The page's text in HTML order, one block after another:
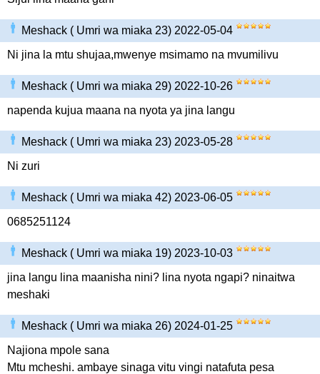
Meshack ( Umri wa miaka 23) 2022-05-04
Ni jina la mtu shujaa,mwenye msimamo na mvumilivu
Meshack ( Umri wa miaka 29) 2022-10-26
napenda kujua maana na nyota ya jina langu
Meshack ( Umri wa miaka 23) 2023-05-28
Ni zuri
Meshack ( Umri wa miaka 42) 2023-06-05
0685251124
Meshack ( Umri wa miaka 19) 2023-10-03
jina langu lina maanisha nini? lina nyota ngapi? ninaitwa
meshaki
Meshack ( Umri wa miaka 26) 2024-01-25
Najiona mpole sana
Mtu mcheshi. ambaye sinaga vitu vingi natafuta pesa